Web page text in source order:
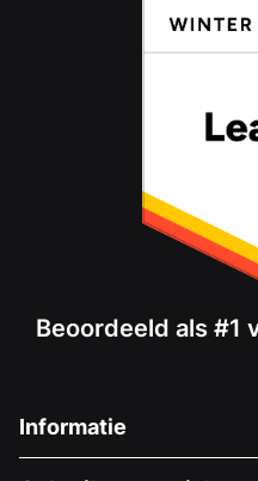
Beoordeeld als #1
Informatie